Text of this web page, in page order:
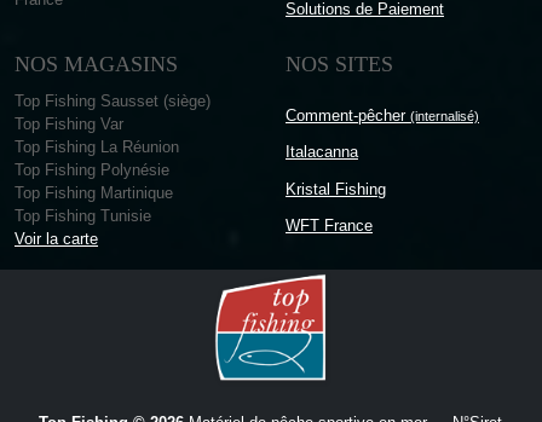
Solutions de Paiement
NOS MAGASINS
Top Fishing Sausset (siège)
Top Fishing Var
Top Fishing La Réunion
Top Fishing Polynésie
Top Fishing Martinique
Top Fishing Tunisie
Voir la carte
NOS SITES
Comment-pêcher (internalisé)
Italacanna
Kristal Fishing
WFT France